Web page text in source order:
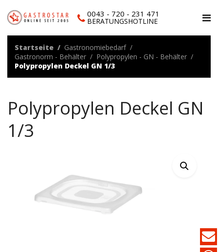
0043 - 720 - 231 471
BERATUNGSHOTLINE
Startseite
Gastronomiebedarf
Gastronorm - Behälter
Polypropylen - GN - Behälter
Polypropylen Deckel GN 1/3
Polypropylen Deckel GN
1/3